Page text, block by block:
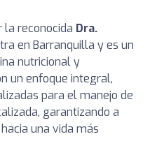
la reconocida Dra.
en Barranquilla y es un
nutricional y
un enfoque integral,
para el manejo de
garantizando a
una vida más